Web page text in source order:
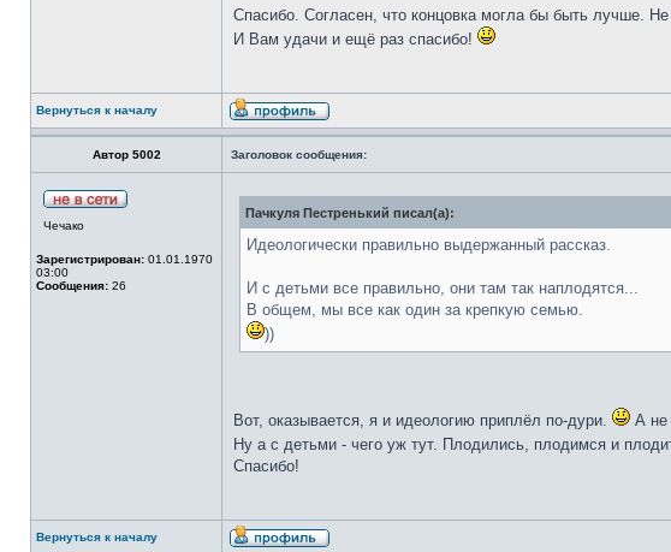
Спасибо. Согласен, что концовка могла бы быть лучше.
И Вам удачи и ещё раз спасибо!
Вернуться к началу
Автор 5002 Заголовок сообщения:
Чечако
Зарегистрирован: 01.01.1970
03:00
Сообщения: 26
Пачкуля Пестренький писал(а):
Идеологически правильно выдержанный рассказ.
И с детьми все правильно, они там так наплодятся...
В общем, мы все как один за крепкую семью.
))
Вот, оказывается, я и идеологию приплёл по-дури. А не
Ну а с детьми - чего уж тут. Плодились, плодимся и
Спасибо!
Вернуться к началу